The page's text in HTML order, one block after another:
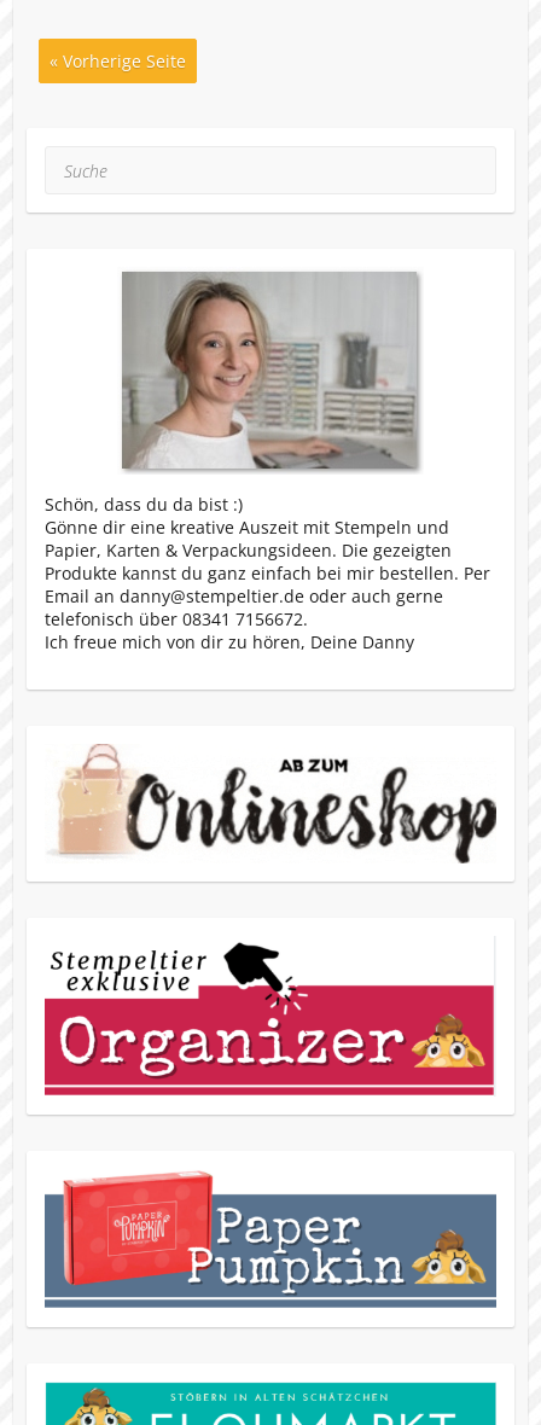
« Vorherige Seite
Schön, dass du da bist :)
Gönne dir eine kreative Auszeit mit Stempeln und
Papier, Karten & Verpackungsideen. Die gezeigten
Produkte kannst du ganz einfach bei mir bestellen. Per
Email an danny@stempeltier.de oder auch gerne
telefonisch über 08341 7156672.
Ich freue mich von dir zu hören, Deine Danny